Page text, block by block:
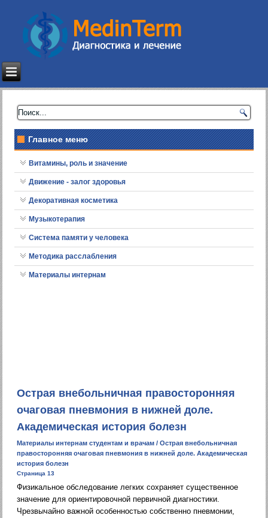
Главное меню
Витамины, роль и значение
Движение - залог здоровья
Декоративная косметика
Музыкотерапия
Система памяти у человека
Методика расслабления
Материалы интернам
Острая внебольничная правосторонняя
очаговая пневмония в нижней доле.
Академическая история болезн
Материалы интернам студентам и врачам / Острая внебольничная
правосторонняя очаговая пневмония в нижней доле. Академическая
история болезн
Страница 13
Физикальное обследование легких сохраняет существенное
значение для ориентировочной первичной диагностики.
Чрезвычайно важной особенностью собственно пневмонии,